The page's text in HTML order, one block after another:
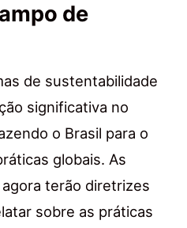
de
de sustentabilidade
significativa no
o Brasil para o
globais. As
terão diretrizes
sobre as práticas